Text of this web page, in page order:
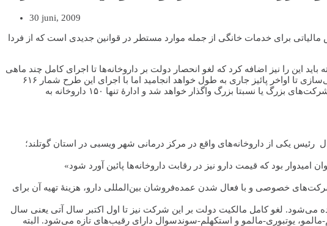
30 juni, 2009
برای خدمات خانگی از جمله موارد مستطر در قوانین جدیدی است که از فردا
البته باید این را نیز اضافه کرد که لغو انحصار دولت بر داروخانه‌ها تا اجرای کامل چند ماهی
به طول خواهد انجامید. بنابر گفتۀ مسئولان خصوصی‌سازی داروخانه‌ها یا شرکت سهامی بازسازی ساختاری داروخانه‌ها، کار خصوصی‌سازی تا اواخر پائیز جاری به طول خواهد انجامید اما با اجرای این طرح شمار ۶۱۶
داروخانه از مجموع ۹۴۶ داروخانه‌های کشور یا به عبارتی دو سوم داروخانه‌ها به مالکان خصوصی واگذار می‌شود. بیشتر این شمار به شرکت‌های بزرگ یا نسبتا بزرگ واگذار خواهد شد و ادارۀ تنها ۱۵۰ داروخانه به
یکی از داروخانه‌های واقع در مرکز درمانی شهر ویسبی در استان گوتلند؛
خصوصی و با فعال شدن عمده‌فروشان بین‌المللی دارو، هزینۀ تهیه آن برای
می‌شود. لغو کامل مالکیت دولت بر این شرکت نیز تا اول اکتبر سال آتی یعنی سال
مالمو، یوتبوری-مالمو و استکهلم-سوندسوال دارای رقیب‌های تازه می‌شود. البته